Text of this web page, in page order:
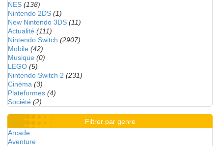
NES (138)
Nintendo 2DS (1)
New Nintendo 3DS (11)
Actualité (111)
Nintendo Switch (2907)
Mobile (42)
Musique (0)
LEGO (5)
Nintendo Switch 2 (231)
Cinéma (3)
Plateformes (4)
Société (2)
Filtrer par genre
Arcade
Aventure